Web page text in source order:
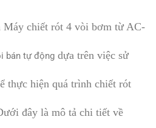
Máy chiết rót 4 vòi bơm từ AC-
bán tự động dựa trên việc sử
thực hiện quá trình chiết rót
đây là mô tả chi tiết về